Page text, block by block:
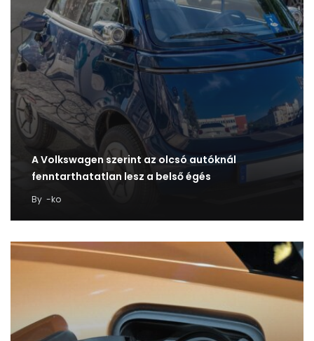
A Volkswagen szerint az olcsó autóknál
fenntarthatatlan lesz a belső égés
By -ko